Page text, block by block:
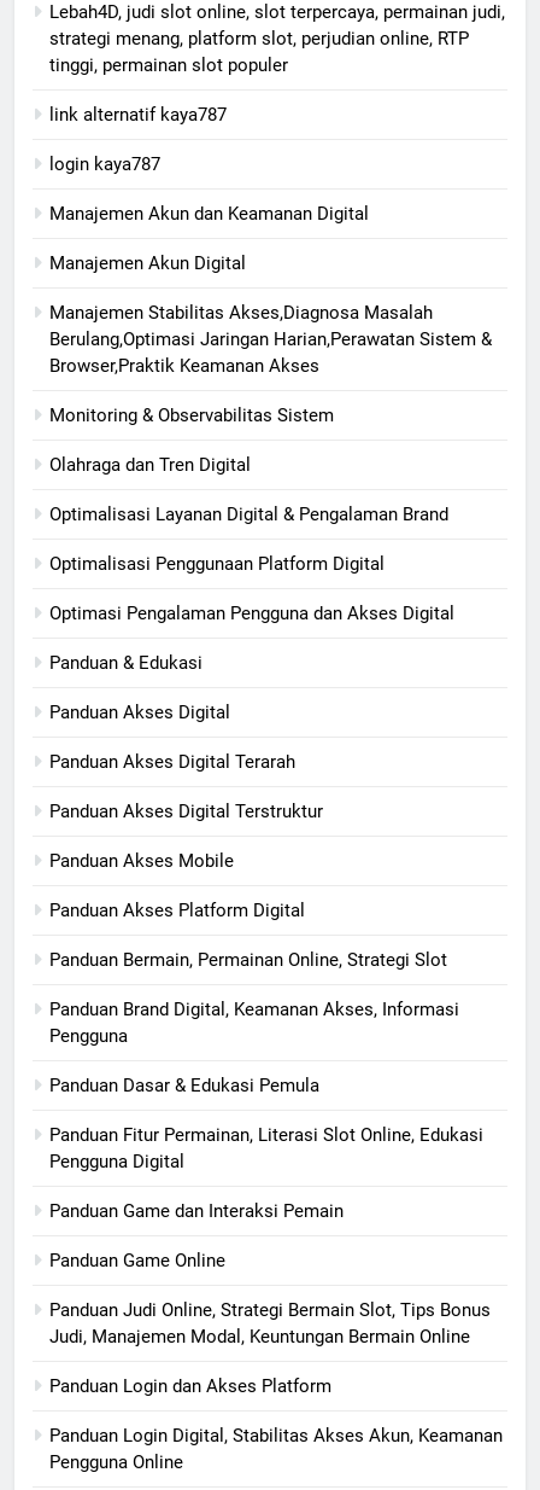
Lebah4D, judi slot online, slot terpercaya, permainan judi,
strategi menang, platform slot, perjudian online, RTP
tinggi, permainan slot populer
link alternatif kaya787
login kaya787
Manajemen Akun dan Keamanan Digital
Manajemen Akun Digital
Manajemen Stabilitas Akses,Diagnosa Masalah
Berulang,Optimasi Jaringan Harian,Perawatan Sistem &
Browser,Praktik Keamanan Akses
Monitoring & Observabilitas Sistem
Olahraga dan Tren Digital
Optimalisasi Layanan Digital & Pengalaman Brand
Optimalisasi Penggunaan Platform Digital
Optimasi Pengalaman Pengguna dan Akses Digital
Panduan & Edukasi
Panduan Akses Digital
Panduan Akses Digital Terarah
Panduan Akses Digital Terstruktur
Panduan Akses Mobile
Panduan Akses Platform Digital
Panduan Bermain, Permainan Online, Strategi Slot
Panduan Brand Digital, Keamanan Akses, Informasi
Pengguna
Panduan Dasar & Edukasi Pemula
Panduan Fitur Permainan, Literasi Slot Online, Edukasi
Pengguna Digital
Panduan Game dan Interaksi Pemain
Panduan Game Online
Panduan Judi Online, Strategi Bermain Slot, Tips Bonus
Judi, Manajemen Modal, Keuntungan Bermain Online
Panduan Login dan Akses Platform
Panduan Login Digital, Stabilitas Akses Akun, Keamanan
Pengguna Online